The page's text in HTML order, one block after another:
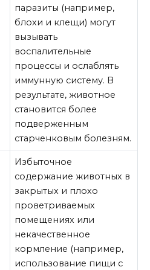
паразиты (например,
блохи и клещи) могут
вызывать
воспалительные
процессы и ослаблять
иммунную систему. В
результате, животное
становится более
подверженным
старченковым болезням.
Избыточное
содержание животных в
закрытых и плохо
проветриваемых
помещениях или
некачественное
кормление (например,
использование пищи с